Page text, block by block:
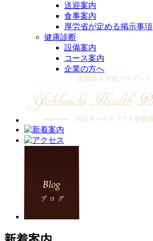
送迎案内
食事案内
厚労省が定める掲示事項
健康診断
設備案内
コース案内
企業の方へ